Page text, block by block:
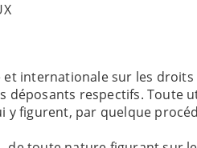
et internationale sur les
déposants respectifs.
figurent, par quelque